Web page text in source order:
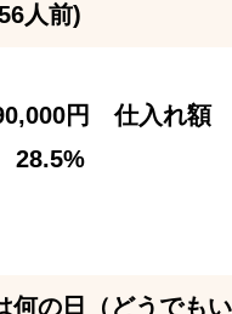
人前)
円 仕入れ額
何の日（どうでも